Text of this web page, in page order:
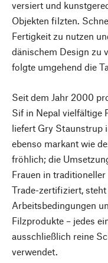
versiert und
Objekten filzten.
Fertigkeit zu nutzen
dänischem Design zu
folgte umgehend die
Seit dem Jahr 2000
Sif in Nepal vielfältige
liefert Gry Staunstrup
ebenso markant wie
fröhlich; die
Frauen in
Trade-zertifiziert,
Arbeitsbedingungen
Filzprodukte – jedes
ausschließlich reine
verwendet.